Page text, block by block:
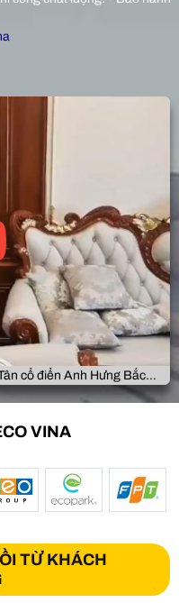
cổ điển Anh Hưng Bắc
VINA
TỪ KHÁCH